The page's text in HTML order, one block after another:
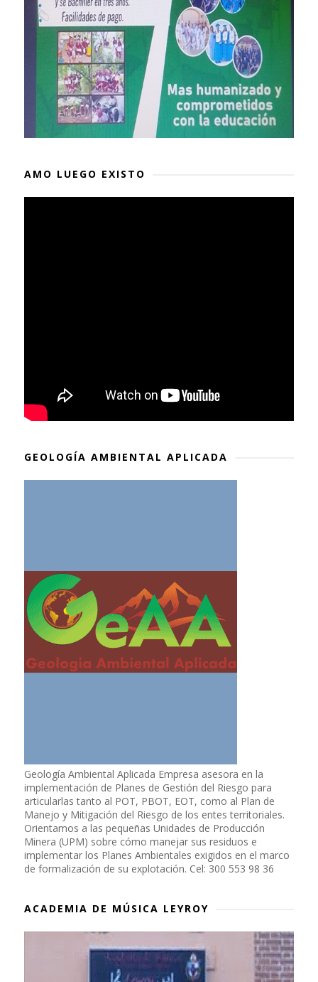
AMO LUEGO EXISTO
GEOLOGÍA AMBIENTAL APLICADA
Geología Ambiental Aplicada Empresa asesora en la
implementación de Planes de Gestión del Riesgo para
articularlas tanto al POT, PBOT, EOT, como al Plan de
Manejo y Mitigación del Riesgo de los entes territoriales.
Orientamos a las pequeñas Unidades de Producción
Minera (UPM) sobre cómo manejar sus residuos e
implementar los Planes Ambientales exigidos en el marco
de formalización de su explotación. Cel: 300 553 98 36
ACADEMIA DE MÚSICA LEYROY